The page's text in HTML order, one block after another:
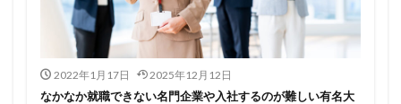
2022年1月17日 2025年12月12日
なかなか就職できない名門企業や入社するのが難しい有名大
新卒応援ハローワーク
新卒 支援先
持ち駒ゼロ
手遅れ 手取り15万
成長
泣くほど嫌い
相談 甘い 理系ナビ
理系